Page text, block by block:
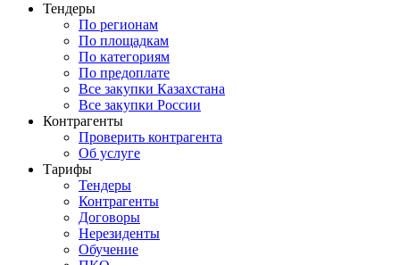
Тендеры
По регионам
По площадкам
По категориям
По предоплате
Все закупки Казахстана
Все закупки России
Контрагенты
Проверить контрагента
Об услуге
Тарифы
Тендеры
Контрагенты
Договоры
Нерезиденты
Обучение